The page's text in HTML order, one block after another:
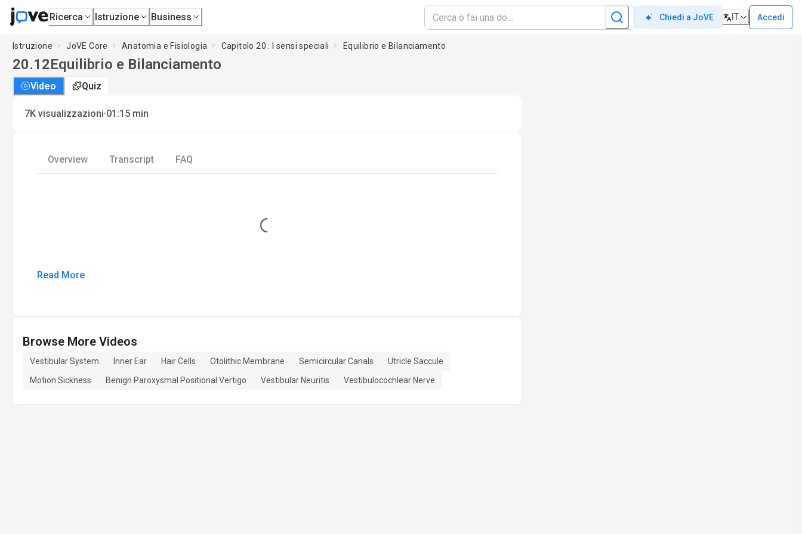
Ricerca Istruzione Business Chiedi a JoVE IT Accedi
Istruzione JoVE Core Anatomia e Fisiologia Capitolo 20 : I sensi speciali Equilibrio e Bilanciamento
20.12Equilibrio e Bilanciamento
Video Quiz
7K visualizzazioni·01:15 min
Overview Transcript FAQ
Loading...
Read More
Browse More Videos
Vestibular System Inner Ear Hair Cells Otolithic Membrane Semicircular Canals
Utricle Saccule
Motion Sickness
Benign Paroxysmal Positional Vertigo Vestibular Neuritis Vestibulocochlear Nerve